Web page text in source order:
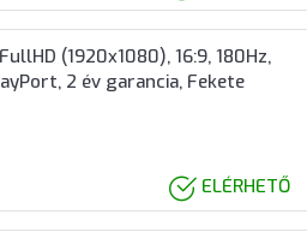
(1920x1080), 16:9, 180Hz,
2 év garancia, Fekete
ELÉRHETŐ